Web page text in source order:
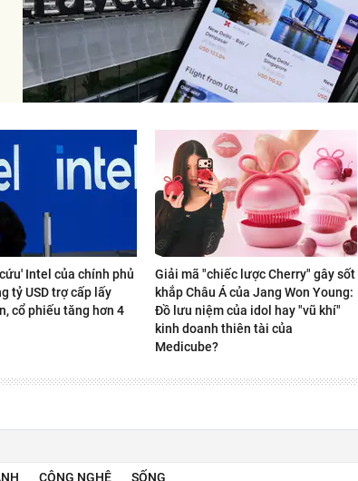
Intel của chính phủ
tỷ USD trợ cấp lấy
cổ phiếu tăng hơn 4
Giải mã "chiếc lược Cherry" gây sốt
khắp Châu Á của Jang Won Young:
Đồ lưu niệm của idol hay "vũ khí"
kinh doanh thiên tài của
Medicube?
CÔNG NGHỆ SỐNG